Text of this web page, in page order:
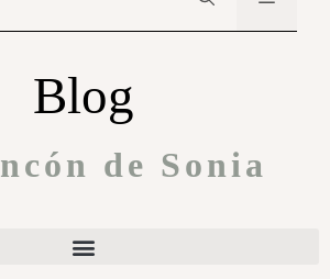
Blog
de Sonia